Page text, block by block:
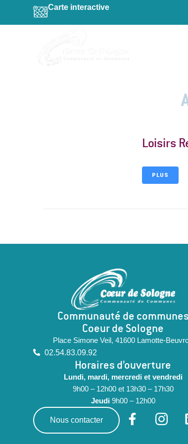
Carte interactive
Loisirs
PLUS
Communauté de communes
Coeur de Sologne
Place Simone Veil, 41600 Lamotte-
02.54.83.09.92
Horaires d’ouverture
Lundi, mardi, mercredi et vendredi
9h00 – 12h00 et 13h30 – 17h30
Jeudi 9h00 – 12h00
Nous contacter